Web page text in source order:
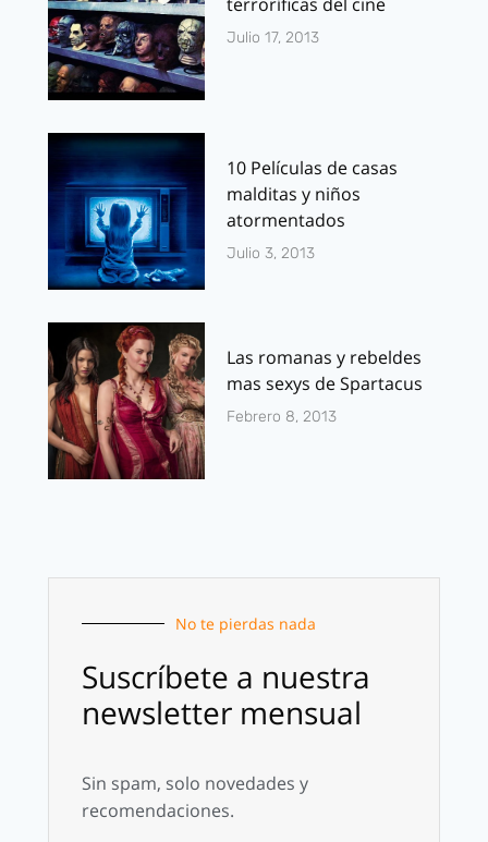
Julio 17, 2013
10 Películas de casas
malditas y niños
atormentados
Julio 3, 2013
Las romanas y rebeldes
mas sexys de Spartacus
Febrero 8, 2013
No te pierdas nada
Suscríbete a nuestra
newsletter mensual
Sin spam, solo novedades y
recomendaciones.